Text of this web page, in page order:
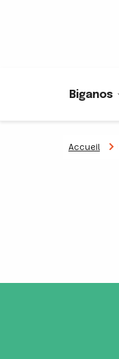
Biganos
Accueil